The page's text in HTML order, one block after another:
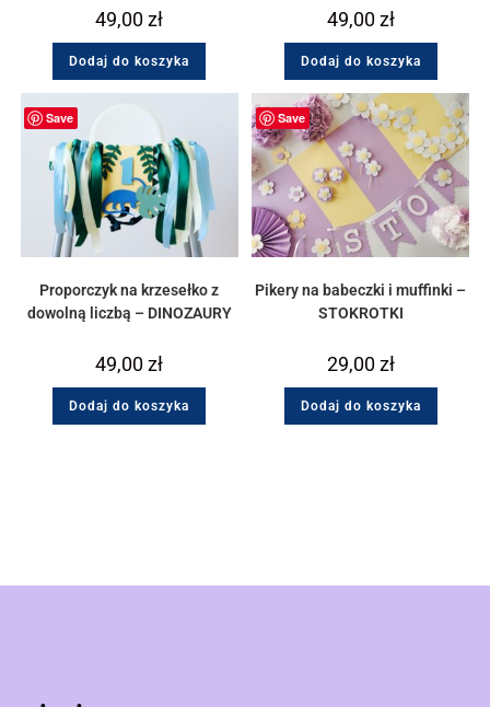
49,00zł
Dodaj do koszyka
49,00zł
Dodaj do koszyka
Save
Proporczyk na krzesełko z
dowolną liczbą – DINOZAURY
49,00zł
Dodaj do koszyka
Save
Pikery na babeczki i muffinki –
STOKROTKI
29,00zł
Dodaj do koszyka